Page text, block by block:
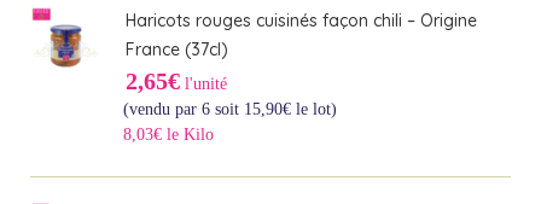
Haricots rouges cuisinés façon chili – Origine
France (37cl)
2,65€ l'unité
(vendu par 6 soit 15,90€ le lot)
8,03€ le Kilo